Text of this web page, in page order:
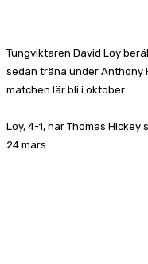
Tungviktaren David Loy
sedan träna under Anthony
matchen lär bli i oktober.
Loy, 4-1, har Thomas
24 mars..